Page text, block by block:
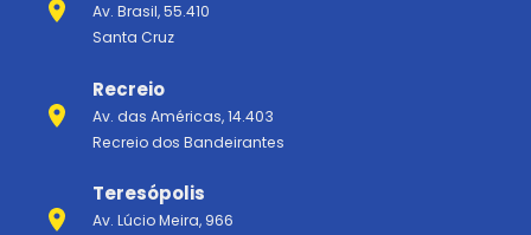
Av. Brasil, 55.410
Santa Cruz
Recreio
Av. das Américas, 14.403
Recreio dos Bandeirantes
Teresópolis
Av. Lúcio Meira, 966